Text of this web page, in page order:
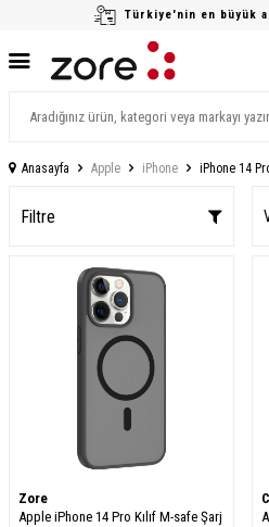
Türkiye'nin en büyük
Anasayfa Apple iPhone iPhone 14
Filtre
Zore
Apple iPhone 14 Pro Kılıf M-safe Şarj